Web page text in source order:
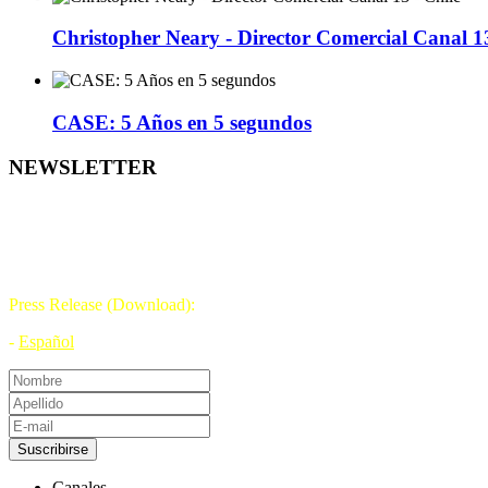
Christopher Neary - Director Comercial Canal
CASE: 5 Años en 5 segundos
NEWSLETTER
Press Release (Download):
- Español
Suscribirse